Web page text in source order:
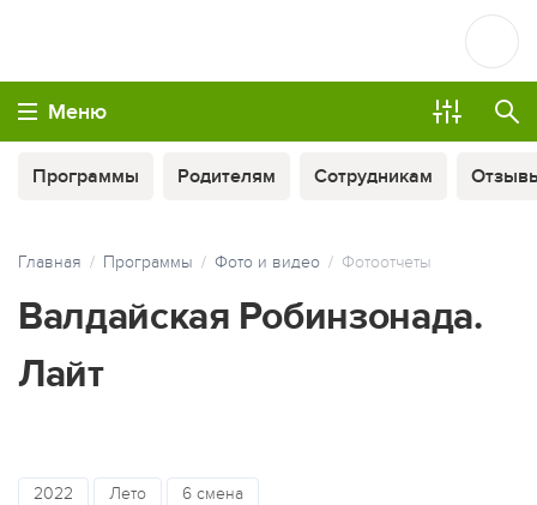
Меню
Программы Родителям Сотрудникам
Главная Программы Фото и видео Фотоотчеты
Валдайская Робинзонада.
Лайт
2022 Лето 6 смена